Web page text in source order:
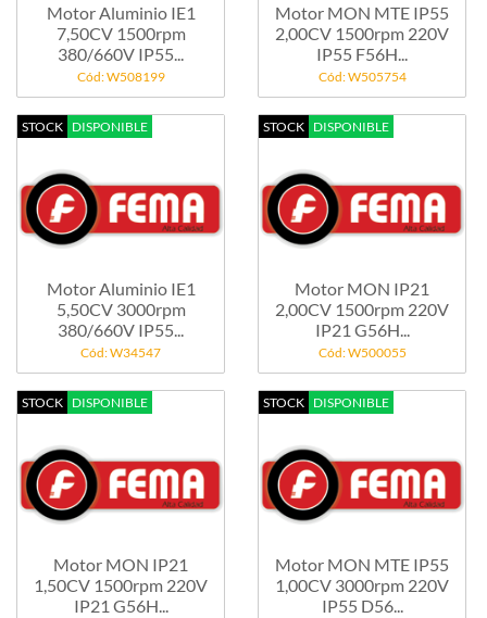
Motor Aluminio IE1
7,50CV 1500rpm
380/660V IP55...
Cód: W508199
Motor MON MTE IP55
2,00CV 1500rpm 220V
IP55 F56H...
Cód: W505754
STOCK DISPONIBLE
Motor Aluminio IE1
5,50CV 3000rpm
380/660V IP55...
Cód: W34547
STOCK DISPONIBLE
Motor MON IP21
2,00CV 1500rpm 220V
IP21 G56H...
Cód: W500055
STOCK DISPONIBLE
Motor MON IP21
1,50CV 1500rpm 220V
IP21 G56H...
STOCK DISPONIBLE
Motor MON MTE IP55
1,00CV 3000rpm 220V
IP55 D56...